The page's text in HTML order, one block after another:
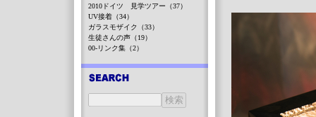
2010ドイツ 見学ツアー（37）
UV接着（34）
ガラスモザイク（33）
生徒さんの声（19）
00-リンク集（2）